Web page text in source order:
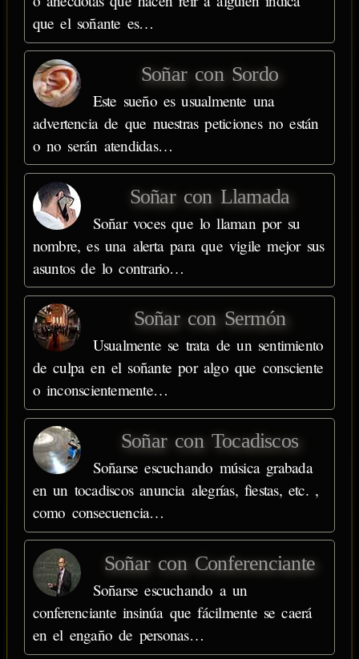
que el soñante es…
Soñar con Sordo
Este sueño es usualmente una
advertencia de que nuestras peticiones no están
o no serán atendidas…
Soñar con Llamada
Soñar voces que lo llaman por su
nombre, es una alerta para que vigile mejor sus
asuntos de lo contrario…
Soñar con Sermón
Usualmente se trata de un sentimiento
de culpa en el soñante por algo que consciente
o inconscientemente…
Soñar con Tocadiscos
Soñarse escuchando música grabada
en un tocadiscos anuncia alegrías, fiestas, etc. ,
como consecuencia…
Soñar con Conferenciante
Soñarse escuchando a un
conferenciante insinúa que fácilmente se caerá
en el engaño de personas…